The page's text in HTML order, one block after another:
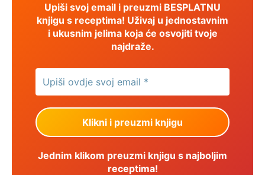
Upiši svoj email i preuzmi BESPLATNU
knjigu s receptima! Uživaj u jednostavnim
i ukusnim jelima koja će osvojiti tvoje
najdraže.
Jednim klikom preuzmi knjigu s najboljim
receptima!